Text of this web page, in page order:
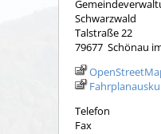
Schwarzwald
Talstraße 22
79677 Schönau
Telefon
Fax